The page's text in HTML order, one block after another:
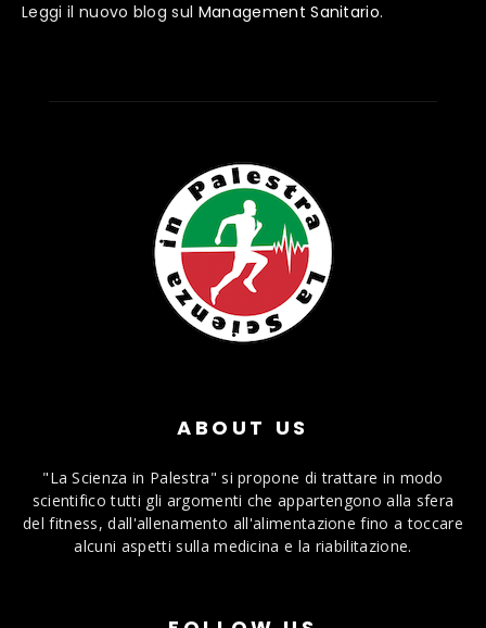
Leggi il nuovo blog sul Management Sanitario.
ABOUT US
"La Scienza in Palestra" si propone di trattare in modo
scientifico tutti gli argomenti che appartengono alla sfera
del fitness, dall'allenamento all'alimentazione fino a toccare
alcuni aspetti sulla medicina e la riabilitazione.